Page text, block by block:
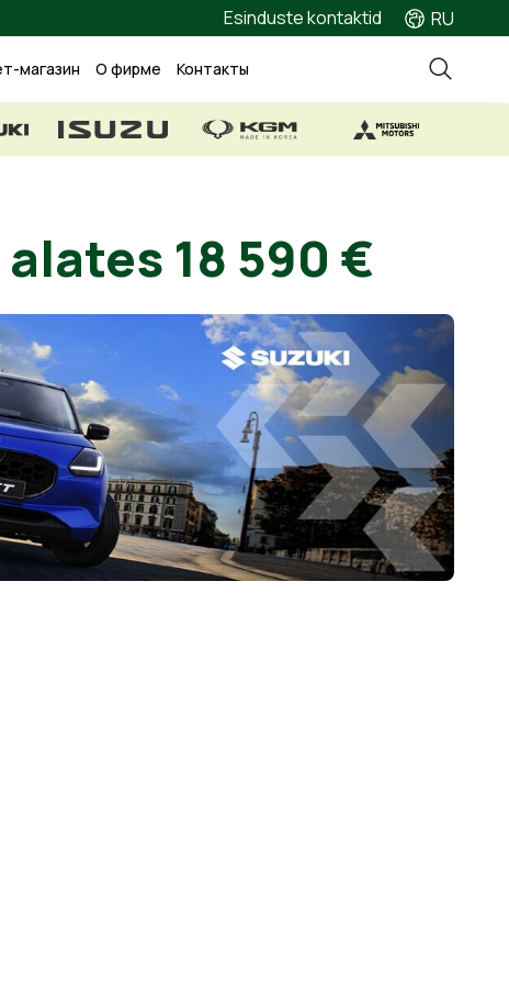
Esinduste kontaktid RU
магазин О фирме Контакты
alates 18 590